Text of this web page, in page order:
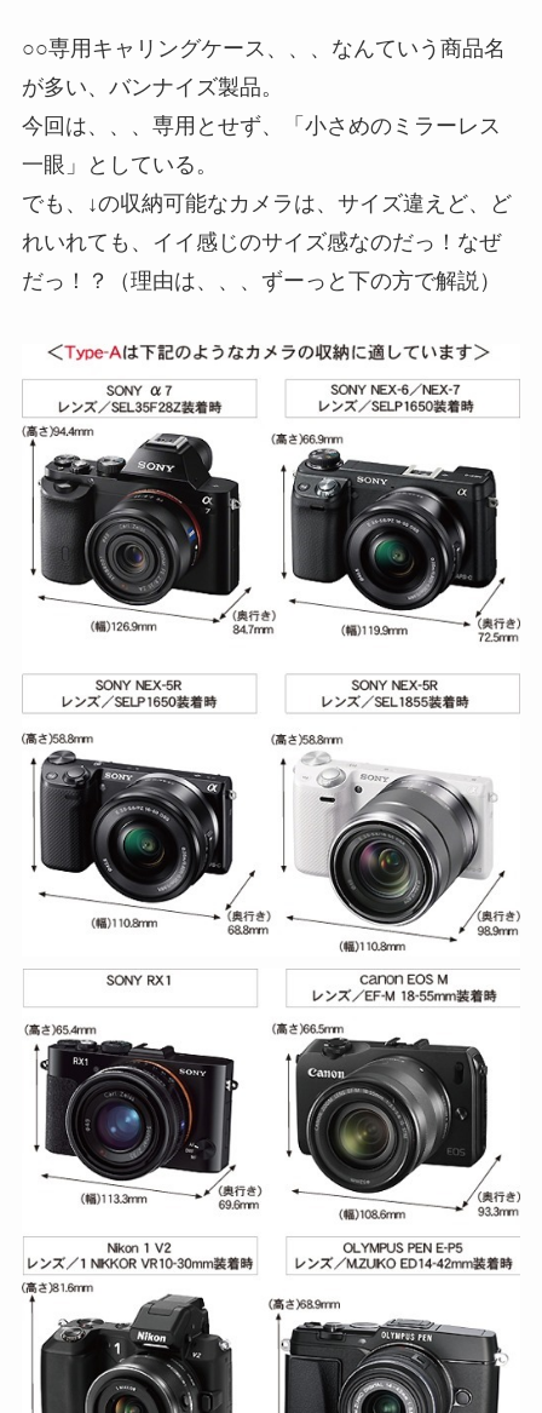
○○専用キャリングケース、、、なんていう商品名
が多い、バンナイズ製品。
今回は、、、専用とせず、「小さめのミラーレス
一眼」としている。
でも、↓の収納可能なカメラは、サイズ違えど、ど
れいれても、イイ感じのサイズ感なのだっ！なぜ
だっ！？（理由は、、、ずーっと下の方で解説）